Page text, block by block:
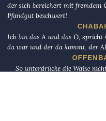
der sich bereichert mit fremdem
Pfandgut beschwert!
Ich bin das A und das O,
da war und der da kommt, der
So unterdrücke die Waise